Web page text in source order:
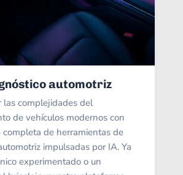
automotriz
las complejidades del
de vehículos modernos con
completa de herramientas de
impulsadas por IA. Ya
experimentado o un